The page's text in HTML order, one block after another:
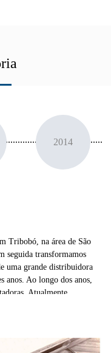
2014
Tribobó, na área de São
seguida transformamos
uma grande distribuidora
anos. Ao longo dos anos,
Atualmente
Jeep e Ram. Na
completaremos em 2023.